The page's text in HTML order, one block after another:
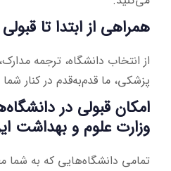
همراهی از ابتدا تا
از انتخاب دانشگاه، ترجمه
پزشکی، ما قدم‌به‌قدم در کنار
امکان قبولی در
وزارت علوم و بهداشت
تمامی دانشگاه‌هایی که به شما